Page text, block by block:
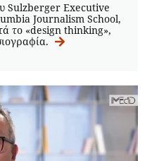
Sulzberger Executive
Journalism School,
το «design thinking»,